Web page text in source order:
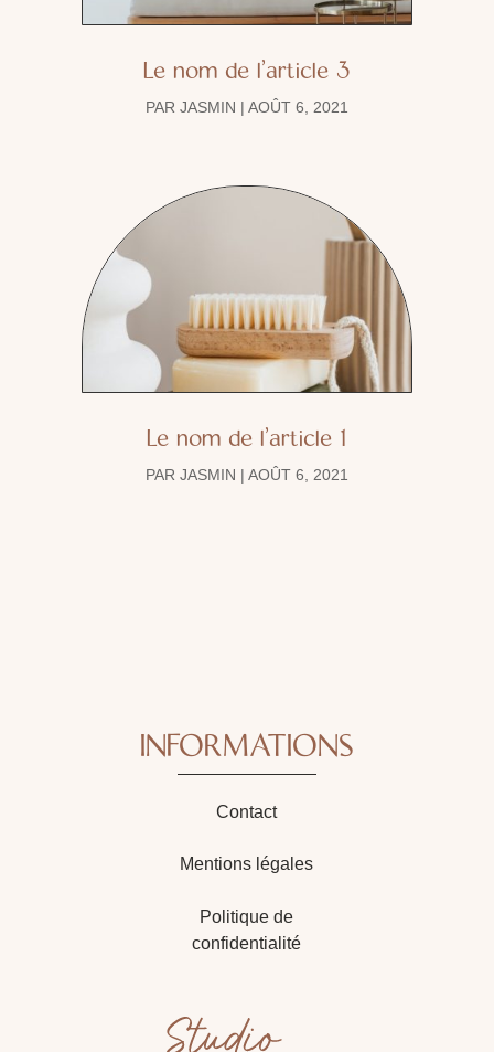
Le nom de l’article 3
PAR JASMIN | AOÛT 6, 2021
Le nom de l’article 1
PAR JASMIN | AOÛT 6, 2021
INFORMATIONS
Contact
Mentions légales
Politique de
confidentialité